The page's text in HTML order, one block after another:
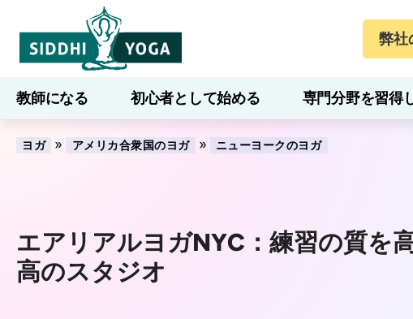
弊社
教師になる 初心者として始める 専門分野を習得
ブログ 学ぶ
ヨガ » アメリカ合衆国のヨガ » ニューヨークのヨガ
エアリアルヨガNYC：練習の質を
高のスタジオ